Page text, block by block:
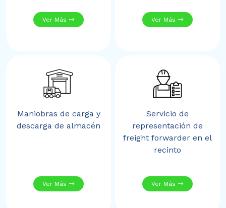
Ver Más Ver Más
Maniobras de carga y
descarga de almacén
Ver Más
Servicio de
representación de
freight forwarder en el
recinto
Ver Más